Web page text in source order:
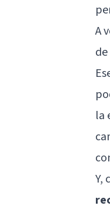
A
la
Y,